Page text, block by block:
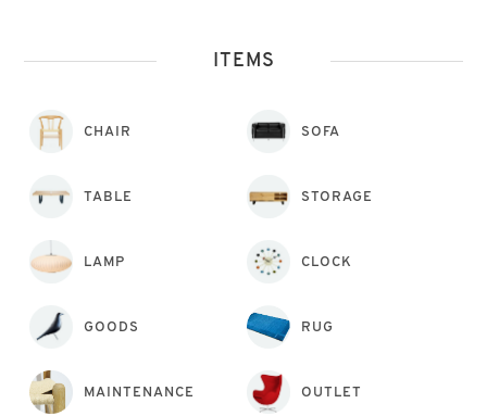
ITEMS
CHAIR SOFA
TABLE STORAGE
LAMP CLOCK
GOODS RUG
MAINTENANCE OUTLET